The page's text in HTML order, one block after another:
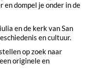
dompel je onder in de
en de kerk van San
en cultuur.
op zoek naar
originele en